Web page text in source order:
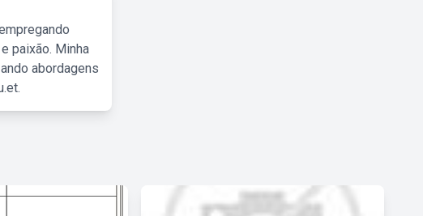
paixão. Minha
abordagens